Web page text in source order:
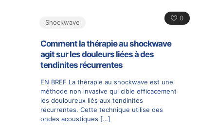
0
Shockwave
Comment la thérapie au shockwave
agit sur les douleurs liées à des
tendinites récurrentes
EN BREF La thérapie au shockwave est une
méthode non invasive qui cible efficacement
les douloureux liés aux tendinites
récurrentes. Cette technique utilise des
ondes acoustiques […]